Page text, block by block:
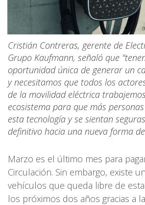
Cristián Contreras, gerente de
Grupo Kaufmann, señaló que
oportunidad única de generar un
y necesitamos que todos los
de la movilidad eléctrica
ecosistema para que más
esta tecnología y se sientan
definitivo hacia una nueva forma
Marzo es el último mes para
Circulación. Sin embargo, existe
vehículos que queda libre de
los próximos dos años gracias a